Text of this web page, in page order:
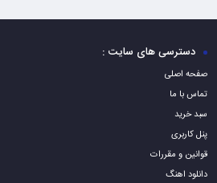
دسترسی های سایت :
صفحه اصلی
تماس با ما
سبد خرید
پنل کاربری
قوانین و مقررات
دانلود اهنگ